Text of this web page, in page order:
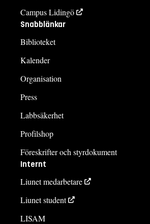
Campus Lidingö
Snabblänkar
Biblioteket
Kalender
Organisation
Press
Labbsäkerhet
Profilshop
Föreskrifter och styrdokument
Internt
Liunet medarbetare
Liunet student
LISAM